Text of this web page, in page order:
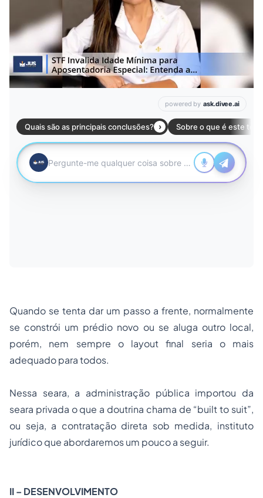
Quando se tenta dar um passo a frente, normalmente
se constrói um prédio novo ou se aluga outro local,
porém, nem sempre o layout final seria o mais
adequado para todos.
Nessa seara, a administração pública importou da
seara privada o que a doutrina chama de “built to suit”,
ou seja, a contratação direta sob medida, instituto
jurídico que abordaremos um pouco a seguir.
II – DESENVOLVIMENTO